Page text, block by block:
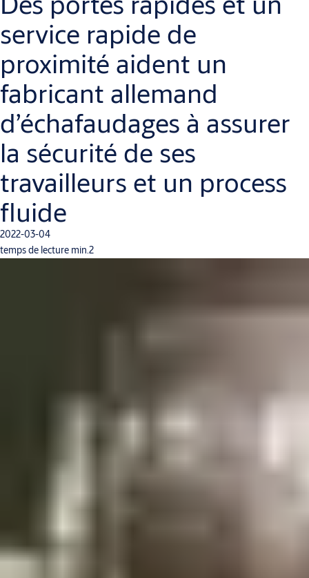
service rapide de
proximité aident un
fabricant allemand
d’échafaudages à assurer
la sécurité de ses
travailleurs et un process
fluide
2022-03-04
temps de lecture min.2